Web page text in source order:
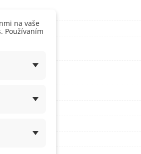
na vaše
Používaním